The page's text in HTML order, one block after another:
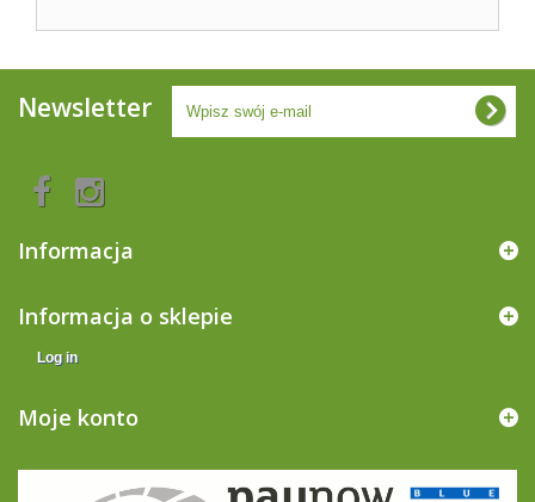
Newsletter
Informacja
Informacja o sklepie
Log in
Moje konto